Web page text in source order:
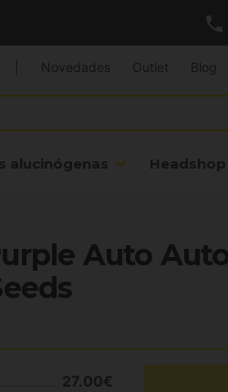
alucinógenas Headshop
Novedades Outlet Blog
Auto
27.00€